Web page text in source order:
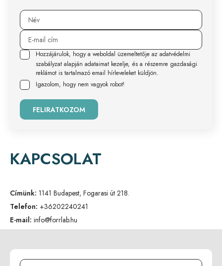
Hozzájárulok, hogy a weboldal üzemeltetője az adatvédelmi
szabályzat alapján adataimat kezelje, és a részemre gazdasági
reklámot is tartalmazó email hírleveleket küldjön.
Igazolom, hogy nem vagyok robot!
FELIRATKOZOM
KAPCSOLAT
Címünk: 1141 Budapest, Fogarasi út 218.
Telefon: +36202240241
E-mail: info@forrlab.hu